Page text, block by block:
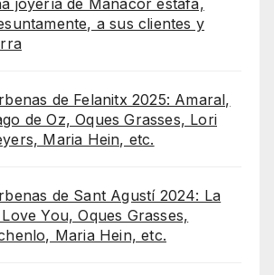
a sus clientes y
de Felanitx 2025: Amaral,
de Oz, Oques Grasses, Lori
Maria Hein, etc.
de Sant Agustí 2024: La
You, Oques Grasses,
Maria Hein, etc.